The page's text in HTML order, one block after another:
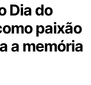
Dia do
paixão
a memória